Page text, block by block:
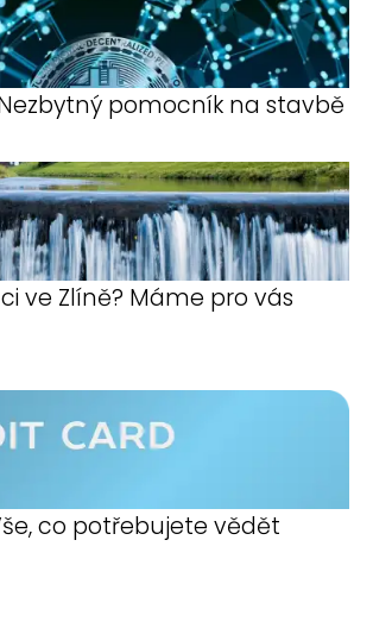
pomocník na stavbě
ve Zlíně? Máme pro vás
co potřebujete vědět